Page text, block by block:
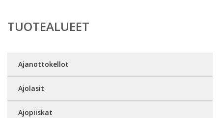
TUOTEALUEET
Ajanottokellot
Ajolasit
Ajopiiskat